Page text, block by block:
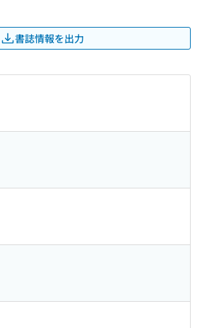
書誌情報を出力